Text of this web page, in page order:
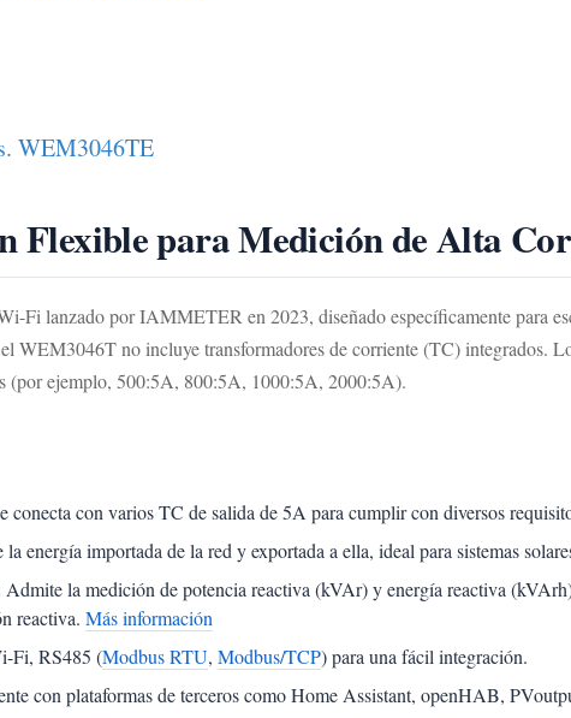
WEM3046TE
Flexible para Medición de Alta
Fi lanzado por IAMMETER en 2023, diseñado específicamente para
WEM3046T no incluye transformadores de corriente (TC) integrados.
(por ejemplo, 500:5A, 800:5A, 1000:5A, 2000:5A).
conecta con varios TC de salida de 5A para cumplir con diversos
la energía importada de la red y exportada a ella, ideal para sistemas
Admite la medición de potencia reactiva (kVAr) y energía reactiva
reactiva. Más información
Fi, RS485 (Modbus RTU, Modbus/TCP) para una fácil integración.
con plataformas de terceros como Home Assistant, openHAB,